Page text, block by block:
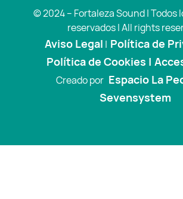
© 2024 – Fortaleza Sound | Todos
reservados | All rights
Aviso Legal | Política de
Política de Cookies |
Creado por Espacio La
Sevensystem